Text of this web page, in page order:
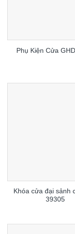
Phụ Kiện Cửa
Khóa cửa đại sảnh
39305